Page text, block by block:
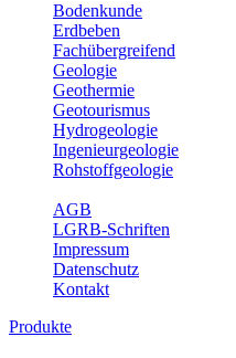
Bodenkunde
Erdbeben
Fachübergreifend
Geologie
Geothermie
Geotourismus
Hydrogeologie
Ingenieurgeologie
Rohstoffgeologie
AGB
LGRB-Schriften
Impressum
Datenschutz
Kontakt
Produkte